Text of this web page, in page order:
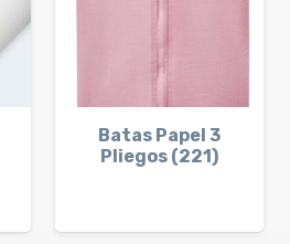
Batas Papel 3
Pliegos (221)